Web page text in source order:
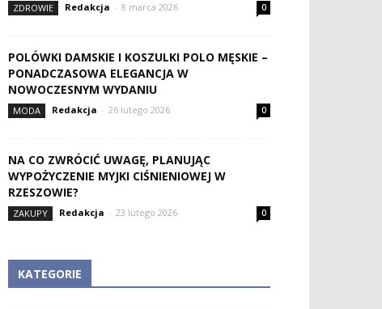
ZDROWIE Redakcja - 8 marca 2026 0
POLÓWKI DAMSKIE I KOSZULKI POLO MĘSKIE –
PONADCZASOWA ELEGANCJA W
NOWOCZESNYM WYDANIU
MODA Redakcja - 26 lutego 2026 0
NA CO ZWRÓCIĆ UWAGĘ, PLANUJĄC
WYPOŻYCZENIE MYJKI CIŚNIENIOWEJ W
RZESZOWIE?
ZAKUPY Redakcja - 23 lutego 2026 0
KATEGORIE